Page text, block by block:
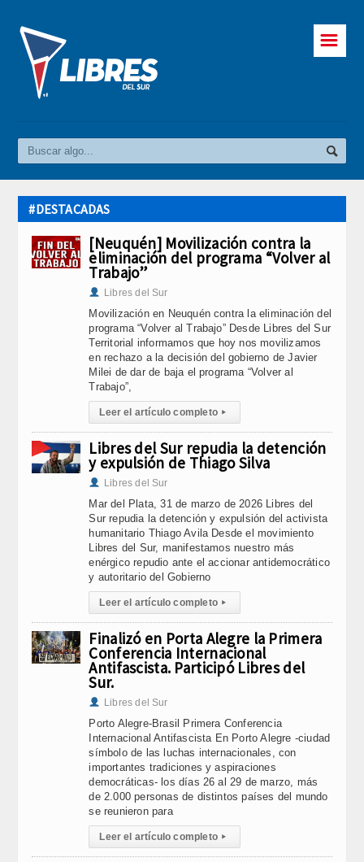
☰
#DESTACADAS
[Neuquén] Movilización contra la
eliminación del programa “Volver al
Trabajo”
Libres del Sur
Movilización en Neuquén contra la eliminación del
programa “Volver al Trabajo” Desde Libres del Sur
Territorial informamos que hoy nos movilizamos
en rechazo a la decisión del gobierno de Javier
Milei de dar de baja el programa “Volver al
Trabajo”,
Leer el artículo completo ▸
Libres del Sur repudia la detención
y expulsión de Thiago Silva
Libres del Sur
Mar del Plata, 31 de marzo de 2026 Libres del
Sur repudia la detención y expulsión del activista
humanitario Thiago Avila Desde el movimiento
Libres del Sur, manifestamos nuestro más
enérgico repudio ante el accionar antidemocrático
y autoritario del Gobierno
Leer el artículo completo ▸
Finalizó en Porta Alegre la Primera
Conferencia Internacional
Antifascista. Participó Libres del
Sur.
Libres del Sur
Porto Alegre-Brasil Primera Conferencia
Internacional Antifascista En Porto Alegre -ciudad
símbolo de las luchas internacionales, con
importantes tradiciones y aspiraciones
democráticas- los días 26 al 29 de marzo, más
de 2.000 personas de distintos países del mundo
se reunieron para
Leer el artículo completo ▸